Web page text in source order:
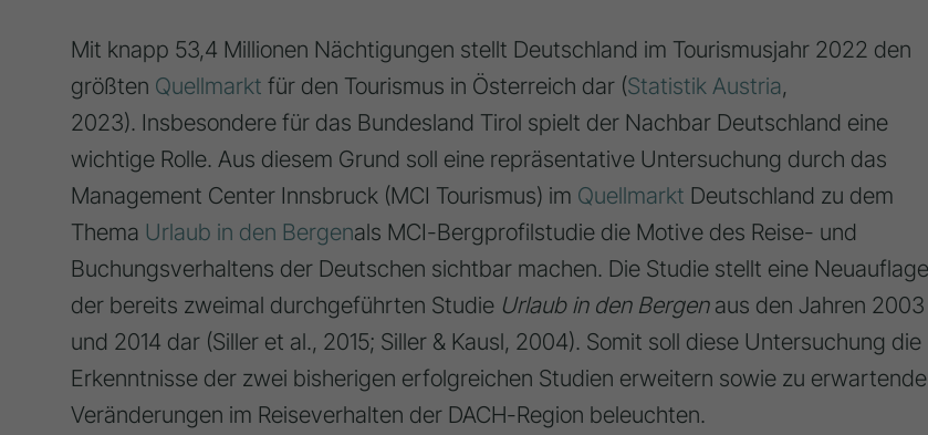
Mit knapp 53,4 Millionen Nächtigungen stellt Deutschland im Tourismusjahr 2022 den
größten Quellmarkt für den Tourismus in Österreich dar (Statistik Austria,
2023). Insbesondere für das Bundesland Tirol spielt der Nachbar Deutschland eine
wichtige Rolle. Aus diesem Grund soll eine repräsentative Untersuchung durch das
Management Center Innsbruck (MCI Tourismus) im Quellmarkt Deutschland zu dem
Thema Urlaub in den Bergenals MCI-Bergprofilstudie die Motive des Reise- und
Buchungsverhaltens der Deutschen sichtbar machen. Die Studie stellt eine Neuauflage
der bereits zweimal durchgeführten Studie Urlaub in den Bergen aus den Jahren 2003
und 2014 dar (Siller et al., 2015; Siller & Kausl, 2004). Somit soll diese Untersuchung die
Erkenntnisse der zwei bisherigen erfolgreichen Studien erweitern sowie zu erwartende
Veränderungen im Reiseverhalten der DACH-Region beleuchten.